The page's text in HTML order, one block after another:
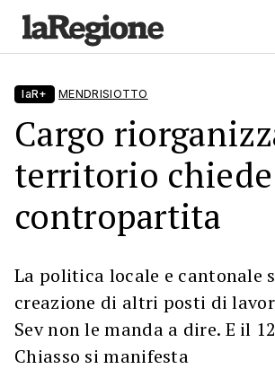
laR+ MENDRISIOTTO
Cargo
territorio
contropartita
La politica locale e cantonale
creazione di altri posti di
Sev non le manda a dire. E il
Chiasso si manifesta